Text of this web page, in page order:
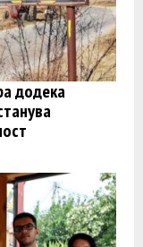
додека